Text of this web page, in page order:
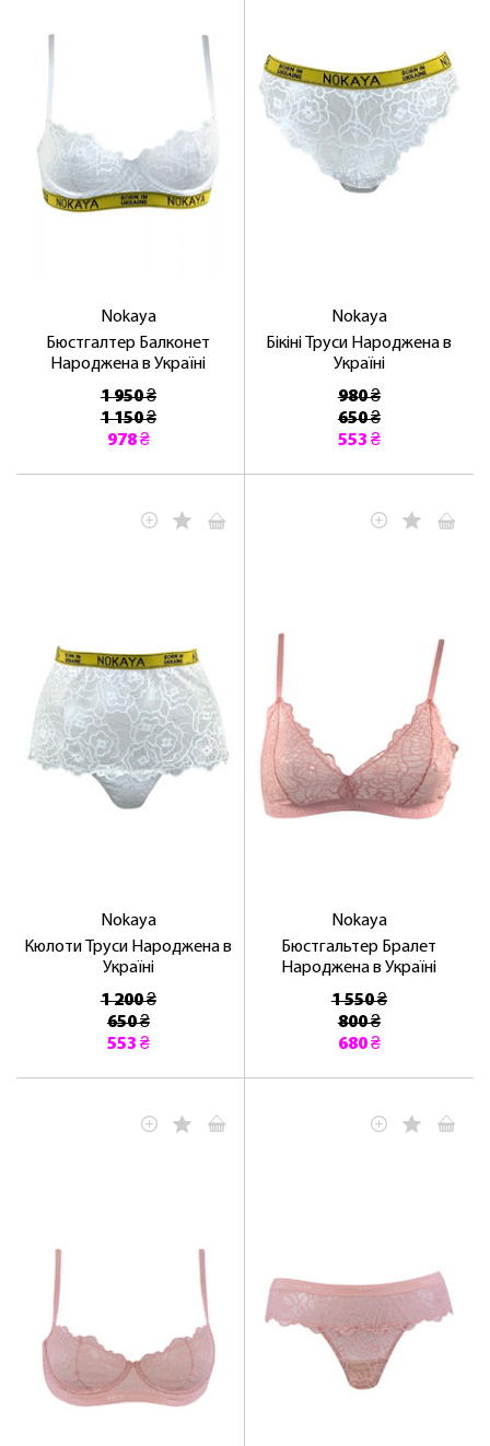
Nokaya
Бюстгалтер Балконет
Народжена в Україні
1 950 ₴
1 150 ₴
978 ₴
Nokaya
Бікіні Труси Народжена в
Україні
980 ₴
650 ₴
553 ₴
Nokaya
Кюлоти Труси Народжена в
Україні
1 200 ₴
650 ₴
553 ₴
Nokaya
Бюстгальтер Бралет
Народжена в Україні
1 550 ₴
800 ₴
680 ₴